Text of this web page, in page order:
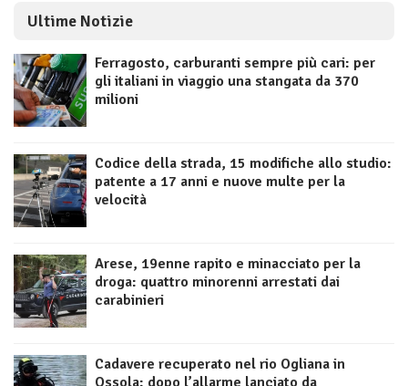
Ultime Notizie
Ferragosto, carburanti sempre più cari: per
gli italiani in viaggio una stangata da 370
milioni
Codice della strada, 15 modifiche allo studio:
patente a 17 anni e nuove multe per la
velocità
Arese, 19enne rapito e minacciato per la
droga: quattro minorenni arrestati dai
carabinieri
Cadavere recuperato nel rio Ogliana in